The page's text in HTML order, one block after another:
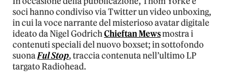
soci hanno condiviso via Twitter un video unboxing,
in cui la voce narrante del misterioso avatar digitale
ideato da Nigel GodrichChieftan Mewsmostra i
contenuti speciali del nuovo boxset; in sottofondo
suonaFul Stop, traccia contenuta nell’ultimo LP
targato Radiohead.